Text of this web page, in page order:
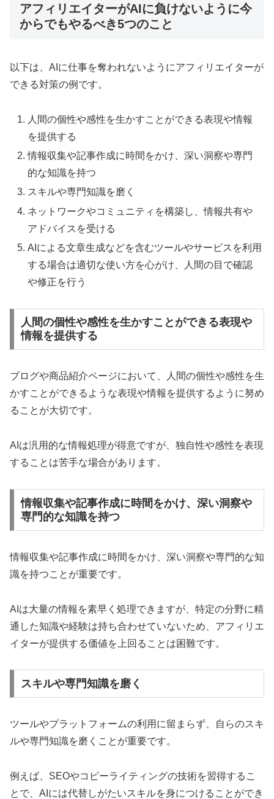
アフィリエイターがAIに負けないように今
からでもやるべき5つのこと
以下は、AIに仕事を奪われないようにアフィリエイターが
できる対策の例です。
人間の個性や感性を生かすことができる表現や情報
を提供する
情報収集や記事作成に時間をかけ、深い洞察や専門
的な知識を持つ
スキルや専門知識を磨く
ネットワークやコミュニティを構築し、情報共有や
アドバイスを受ける
AIによる文章生成などを含むツールやサービスを利用
する場合は適切な使い方を心がけ、人間の目で確認
や修正を行う
人間の個性や感性を生かすことができる表現や
情報を提供する
ブログや商品紹介ページにおいて、人間の個性や感性を生
かすことができるような表現や情報を提供するように努め
ることが大切です。
AIは汎用的な情報処理が得意ですが、独自性や感性を表現
することは苦手な場合があります。
情報収集や記事作成に時間をかけ、深い洞察や
専門的な知識を持つ
情報収集や記事作成に時間をかけ、深い洞察や専門的な知
識を持つことが重要です。
AIは大量の情報を素早く処理できますが、特定の分野に精
通した知識や経験は持ち合わせていないため、アフィリエ
イターが提供する価値を上回ることは困難です。
スキルや専門知識を磨く
ツールやプラットフォームの利用に留まらず、自らのスキ
ルや専門知識を磨くことが重要です。
例えば、SEOやコピーライティングの技術を習得するこ
とで、AIには代替しがたいスキルを身につけることができ